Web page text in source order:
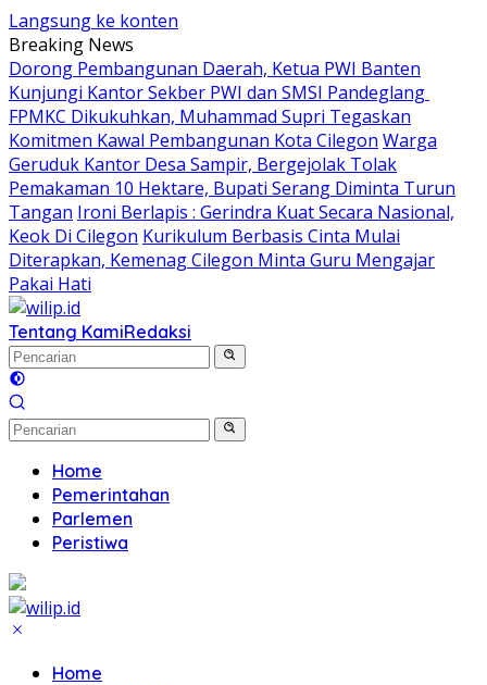
Langsung ke konten
Breaking News
Dorong Pembangunan Daerah, Ketua PWI Banten
Kunjungi Kantor Sekber PWI dan SMSI Pandeglang
FPMKC Dikukuhkan, Muhammad Supri Tegaskan
Komitmen Kawal Pembangunan Kota Cilegon Warga
Geruduk Kantor Desa Sampir, Bergejolak Tolak
Pemakaman 10 Hektare, Bupati Serang Diminta Turun
Tangan Ironi Berlapis : Gerindra Kuat Secara Nasional,
Keok Di Cilegon Kurikulum Berbasis Cinta Mulai
Diterapkan, Kemenag Cilegon Minta Guru Mengajar
Pakai Hati
Tentang KamiRedaksi
Home
Pemerintahan
Parlemen
Peristiwa
Home